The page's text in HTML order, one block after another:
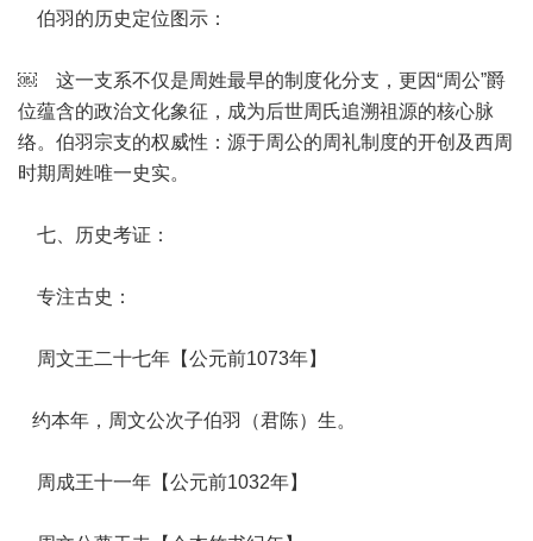
伯羽的历史定位图示：
￼ 这一支系不仅是周姓最早的制度化分支，更因“周公”爵
位蕴含的政治文化象征，成为后世周氏追溯祖源的核心脉
络。伯羽宗支的权威性：源于周公的周礼制度的开创及西周
时期周姓唯一史实。
七、历史考证：
专注古史：
周文王二十七年【公元前1073年】
约本年，周文公次子伯羽（君陈）生。
周成王十一年【公元前1032年】